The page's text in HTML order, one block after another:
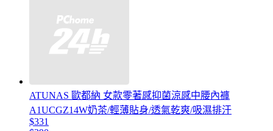
ATUNAS 歐都納 女款零著感抑菌涼感中腰內褲
A1UCGZ14W奶茶/輕薄貼身/透氣乾爽/吸濕排汗
$331